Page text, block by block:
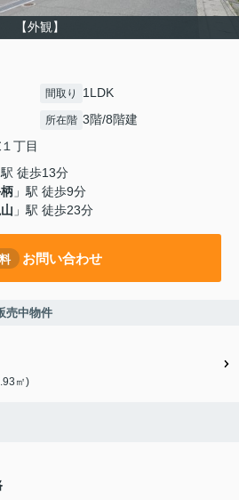
【外観】
間取り 1LDK
所在階 3階/8階建
１丁目
駅 徒歩13分
」駅 徒歩9分
」駅 徒歩23分
お問い合わせ
売中物件
㎡)